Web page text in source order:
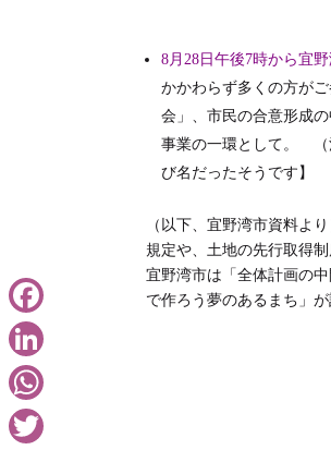
8月28日午後7時から宜
かかわらず多くの方が
会」、市民の合意形成
事業の一環として。 （
び名だったそうです】
（以下、宜野湾市資料よ
規定や、土地の先行取得
宜野湾市は「全体計画の
で作ろう夢のあるまち」
Facebook
LinkedIn
WhatsApp